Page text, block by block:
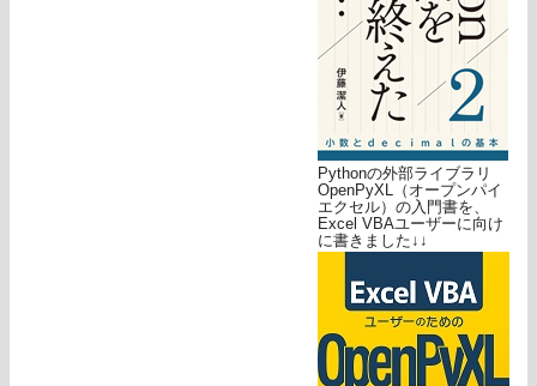
Pythonの外部ライブラリ
OpenPyXL（オープンパイ
エクセル）の入門書を、
Excel VBAユーザーに向け
に書きました↓↓